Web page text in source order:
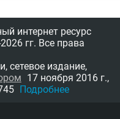
интернет ресурс
гг. Все права
сетевое издание,
17 ноября 2016 г.,
Подробнее